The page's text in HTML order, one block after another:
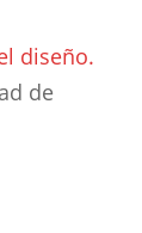
diseño.
de